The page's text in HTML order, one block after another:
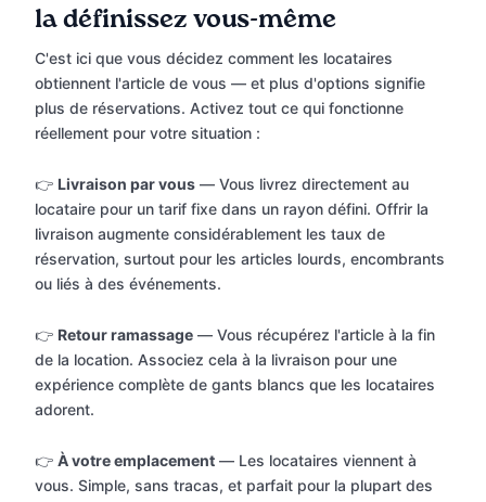
la définissez vous-même
C'est ici que vous décidez comment les locataires
obtiennent l'article de vous — et plus d'options signifie
plus de réservations. Activez tout ce qui fonctionne
réellement pour votre situation :
👉 Livraison par vous — Vous livrez directement au
locataire pour un tarif fixe dans un rayon défini. Offrir la
livraison augmente considérablement les taux de
réservation, surtout pour les articles lourds, encombrants
ou liés à des événements.
👉 Retour ramassage — Vous récupérez l'article à la fin
de la location. Associez cela à la livraison pour une
expérience complète de gants blancs que les locataires
adorent.
👉 À votre emplacement — Les locataires viennent à
vous. Simple, sans tracas, et parfait pour la plupart des